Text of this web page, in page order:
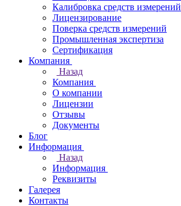
Калибровка средств измерений
Лицензирование
Поверка средств измерений
Промышленная экспертиза
Сертификация
Компания
Назад
Компания
О компании
Лицензии
Отзывы
Документы
Блог
Информация
Назад
Информация
Реквизиты
Галерея
Контакты